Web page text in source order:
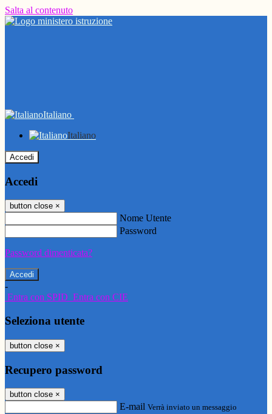
Salta al contenuto
Italiano
Italiano
Accedi
Accedi
button close ×
Nome Utente
Password
Password dimenticata?
-
Entra con SPID Entra con CIE
Seleziona utente
button close ×
Recupero password
button close ×
E-mail Verrà inviato un messaggio